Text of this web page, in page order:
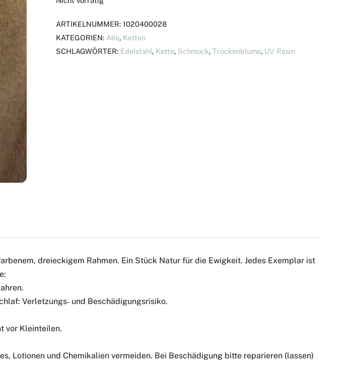
ARTIKELNUMMER: 1020400028
KATEGORIEN: Alle, Ketten
SCHLAGWÖRTER: Edelstahl, Kette, Schmuck, Trockenblume, UV Resin
dreieckigem Rahmen. Ein Stück Natur für die Ewigkeit. Jedes Exemplar ist
Verletzungs‑ und Beschädigungsrisiko.
vor Kleinteilen.
Lotionen und Chemikalien vermeiden. Bei Beschädigung bitte reparieren (lassen)